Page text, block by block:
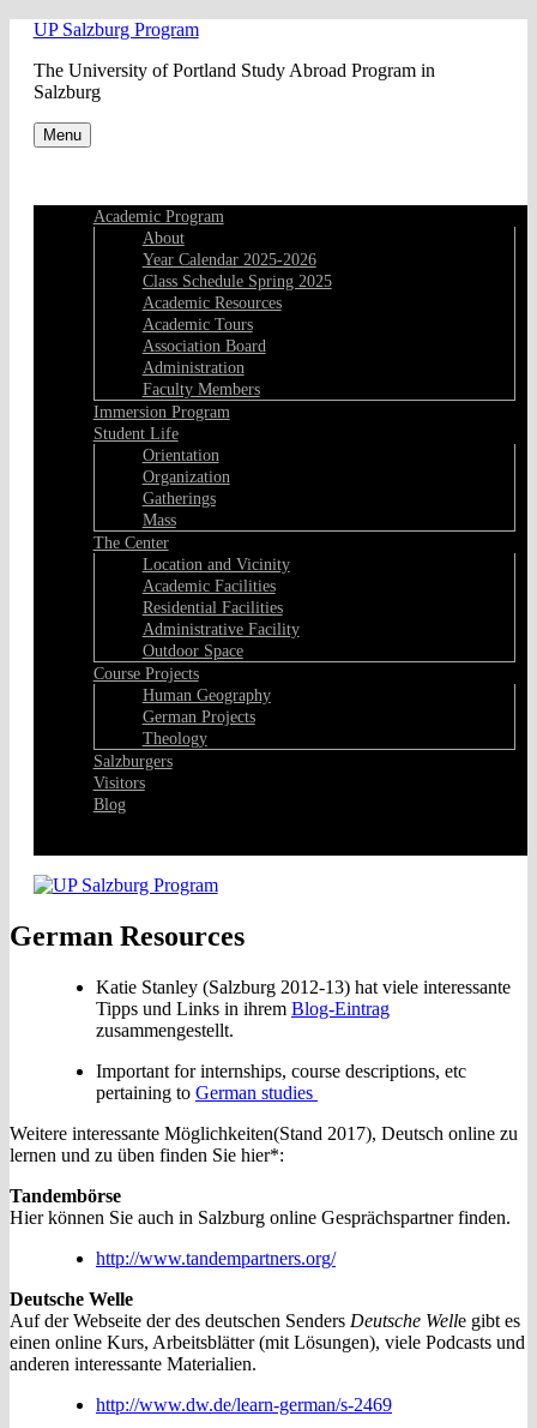
Skip
content
UP Salzburg Program
The University of Portland Study Abroad Program in
Salzburg
Menu
Academic Program
About
Year Calendar 2025-2026
Class Schedule Spring 2025
Academic Resources
Academic Tours
Association Board
Administration
Faculty Members
Immersion Program
Student Life
Orientation
Organization
Gatherings
Mass
The Center
Location and Vicinity
Academic Facilities
Residential Facilities
Administrative Facility
Outdoor Space
Course Projects
Human Geography
German Projects
Theology
Salzburgers
Visitors
Blog
German Resources
Katie Stanley (Salzburg 2012-13) hat viele interessante
Tipps und Links in ihrem Blog-Eintrag
zusammengestellt.
Important for internships, course descriptions, etc
pertaining to German studies
Weitere interessante Möglichkeiten(Stand 2017), Deutsch online zu
lernen und zu üben finden Sie hier*:
Tandembörse
Hier können Sie auch in Salzburg online Gesprächspartner finden.
http://www.tandempartners.org/
Deutsche Welle
Auf der Webseite der des deutschen Senders Deutsche Welle gibt es
einen online Kurs, Arbeitsblätter (mit Lösungen), viele Podcasts und
anderen interessante Materialien.
http://www.dw.de/learn-german/s-2469